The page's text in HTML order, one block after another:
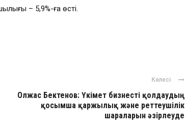
– 5,9%-ға өсті.
Келесі
Олжас Бектенов: Үкімет бизнесті қолдаудың
қосымша қаржылық және реттеушілік
шараларын әзірлеуде